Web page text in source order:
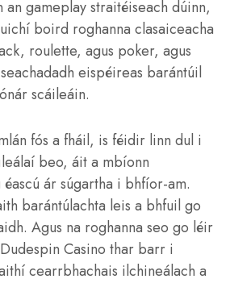
gameplay straitéiseach dúinn,
boird roghanna clasaiceacha
roulette, agus poker, agus
eispéireas barántúil
scáileáin.
fós a fháil, is féidir linn dul i
beo, áit a mbíonn
ár súgartha i bhfíor-am.
barántúlachta leis a bhfuil go
Agus na roghanna seo go léir
Casino thar barr i
cearrbhachais ilchineálach a